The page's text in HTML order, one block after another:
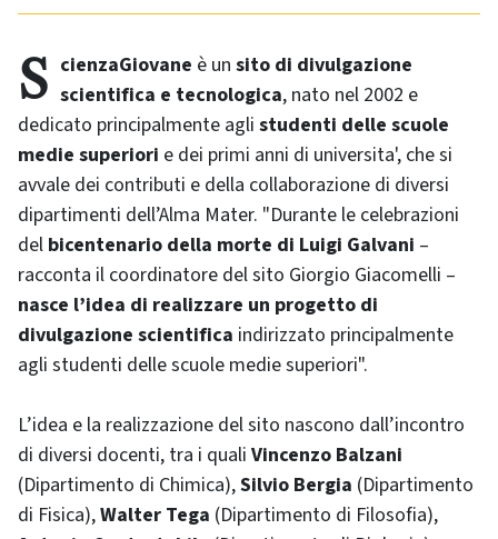
ScienzaGiovane è un sito di divulgazione
scientifica e tecnologica, nato nel 2002 e
dedicato principalmente agli studenti delle scuole
medie superiori e dei primi anni di universita', che si
avvale dei contributi e della collaborazione di diversi
dipartimenti dell’Alma Mater. "Durante le celebrazioni
del bicentenario della morte di Luigi Galvani –
racconta il coordinatore del sito Giorgio Giacomelli –
nasce l’idea di realizzare un progetto di
divulgazione scientifica indirizzato principalmente
agli studenti delle scuole medie superiori".
L’idea e la realizzazione del sito nascono dall’incontro
di diversi docenti, tra i quali Vincenzo Balzani
(Dipartimento di Chimica),Silvio Bergia (Dipartimento
di Fisica),Walter Tega (Dipartimento di Filosofia),